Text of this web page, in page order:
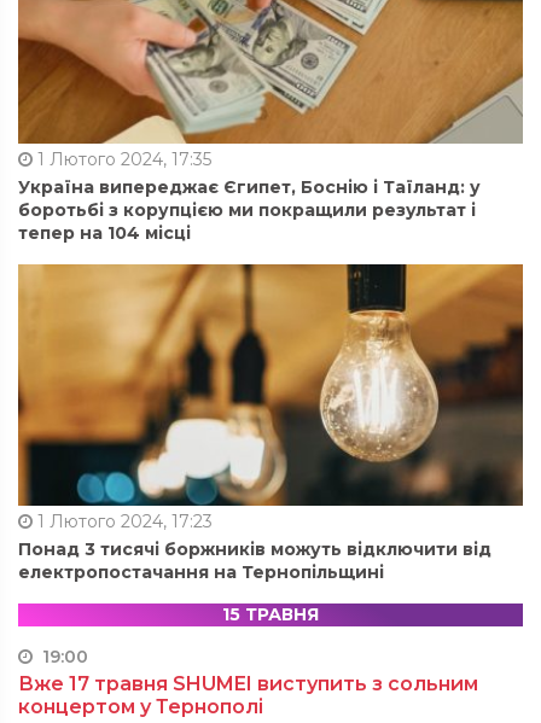
1 Лютого 2024, 17:35
Україна випереджає Єгипет, Боснію і Таїланд: у
боротьбі з корупцією ми покращили результат і
тепер на 104 місці
1 Лютого 2024, 17:23
Понад 3 тисячі боржників можуть відключити від
електропостачання на Тернопільщині
15 ТРАВНЯ
19:00
Вже 17 травня SHUMEI виступить з сольним
концертом у Тернополі